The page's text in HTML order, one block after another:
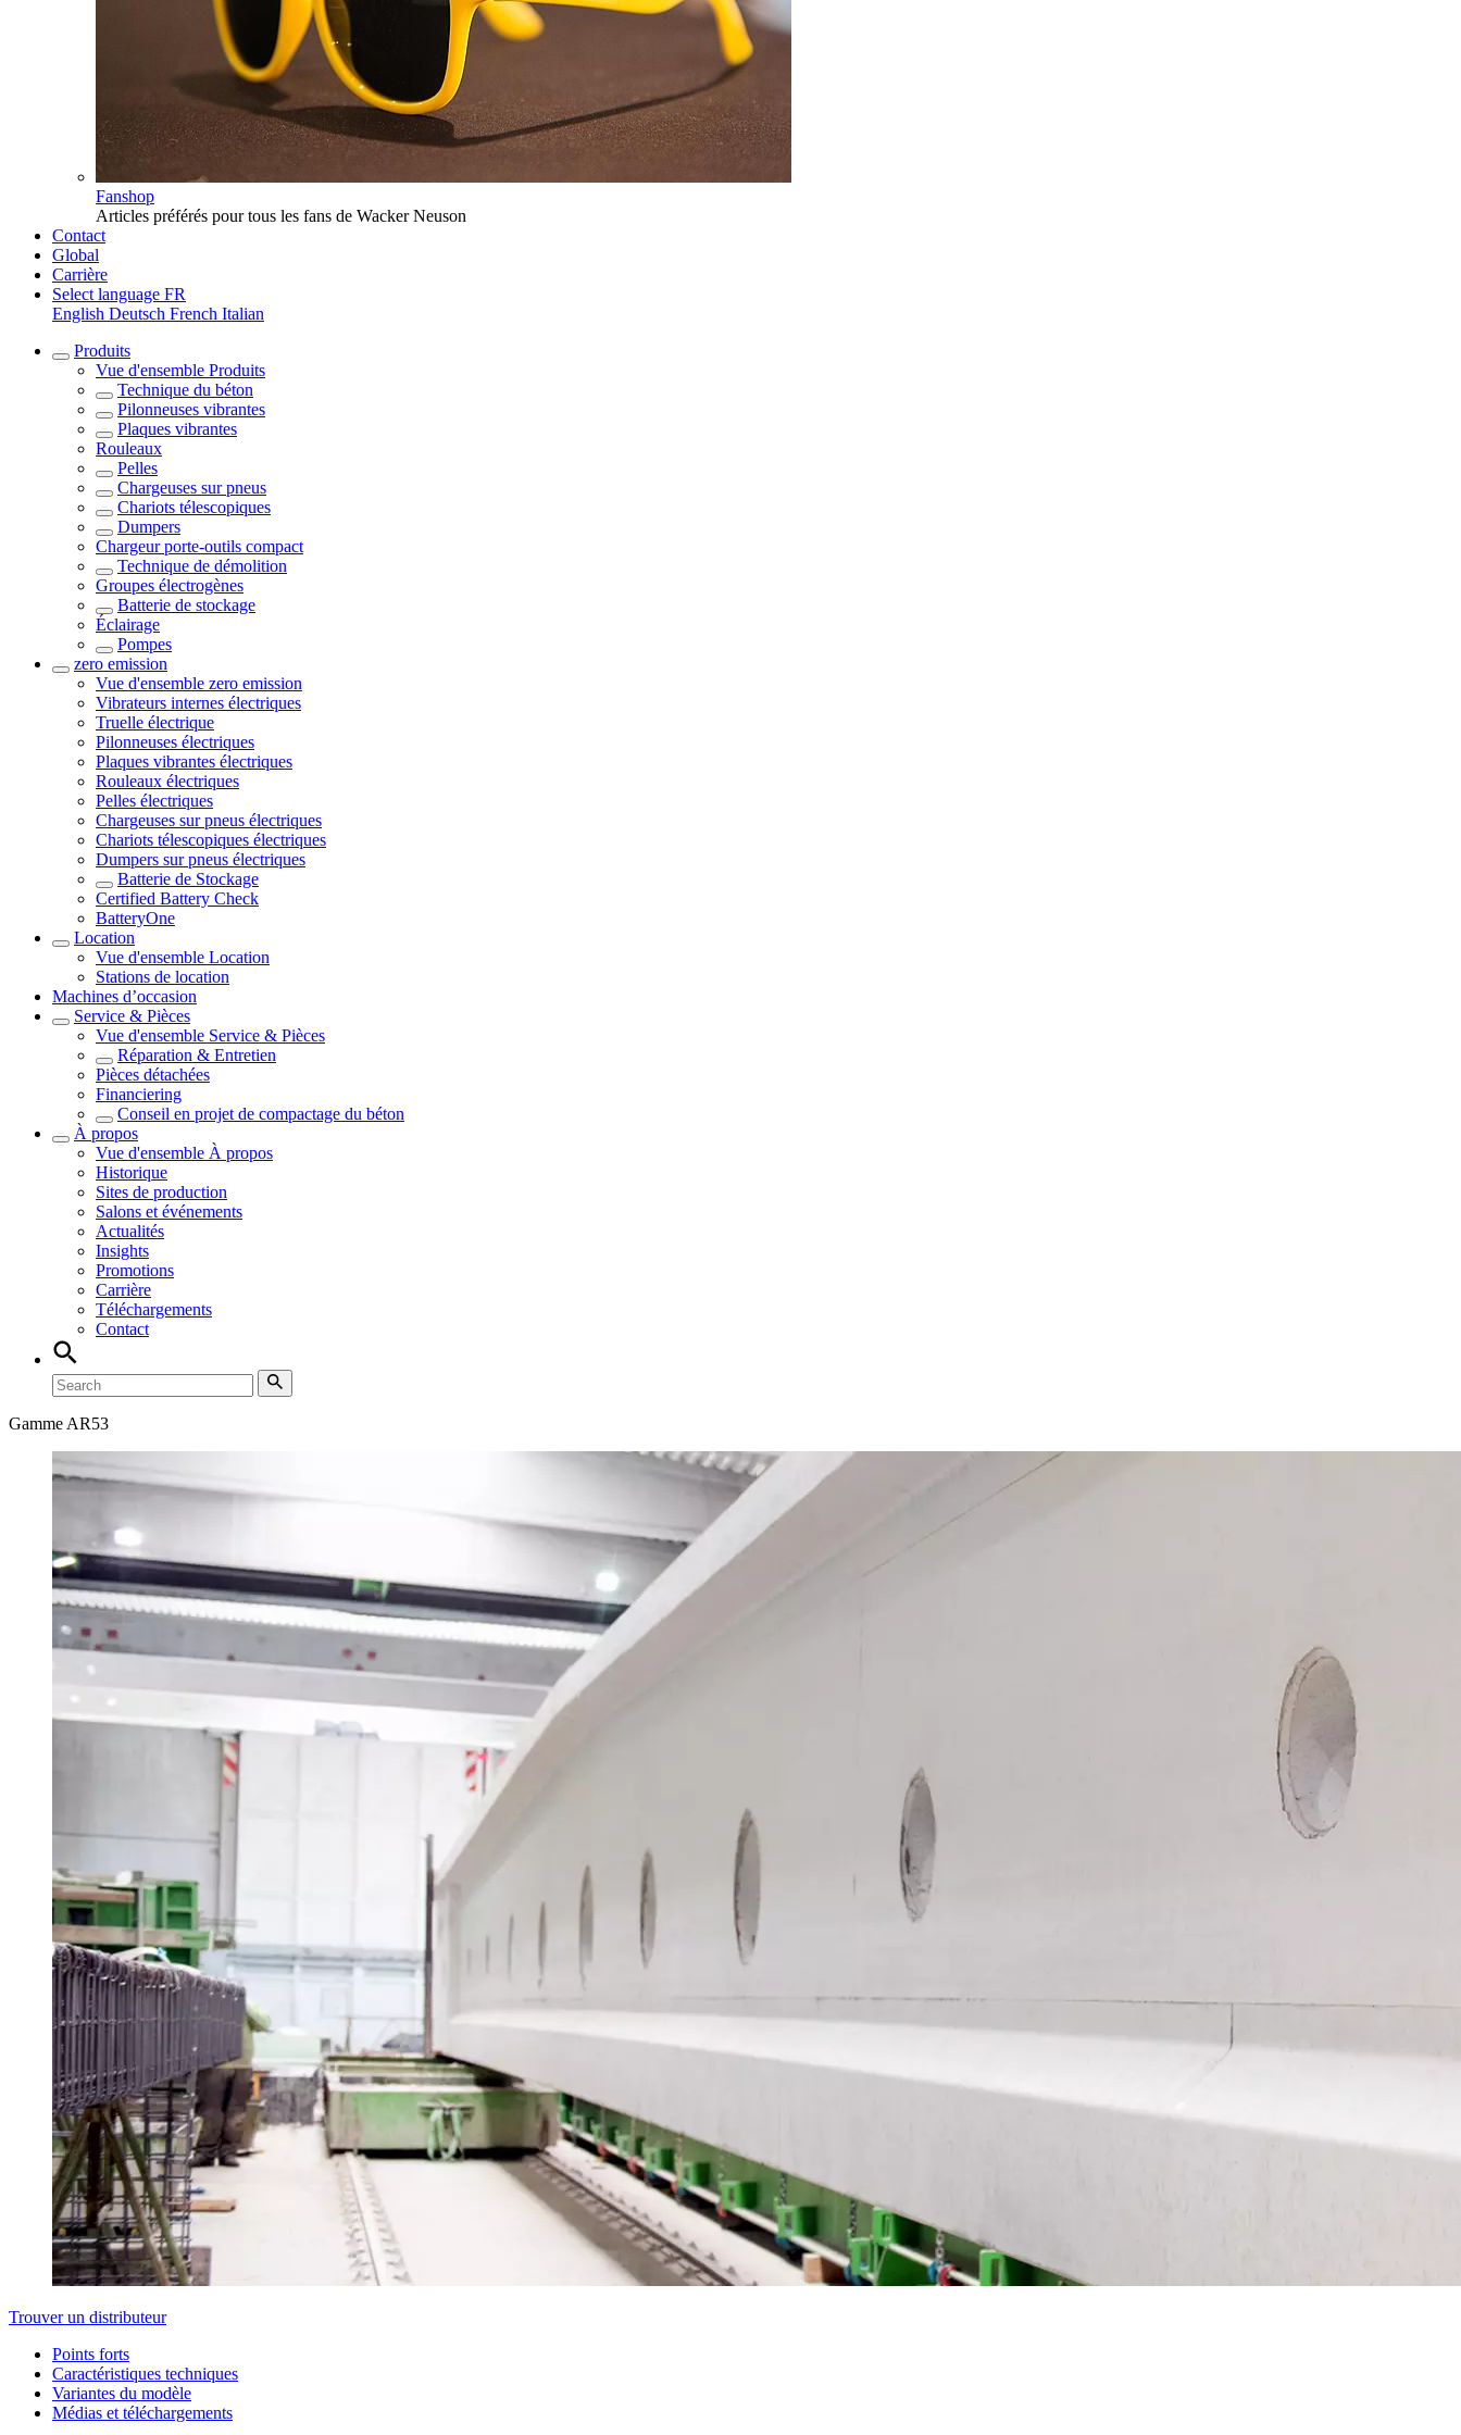
Fanshop
Articles préférés pour tous les fans de Wacker Neuson
Contact
Global
Carrière
Select language FR
English Deutsch French Italian
Produits
Vue d'ensemble Produits
Technique du béton
Pilonneuses vibrantes
Plaques vibrantes
Rouleaux
Pelles
Chargeuses sur pneus
Chariots télescopiques
Dumpers
Chargeur porte-outils compact
Technique de démolition
Groupes électrogènes
Batterie de stockage
Éclairage
Pompes
zero emission
Vue d'ensemble zero emission
Vibrateurs internes électriques
Truelle électrique
Pilonneuses électriques
Plaques vibrantes électriques
Rouleaux électriques
Pelles électriques
Chargeuses sur pneus électriques
Chariots télescopiques électriques
Dumpers sur pneus électriques
Batterie de Stockage
Certified Battery Check
BatteryOne
Location
Vue d'ensemble Location
Stations de location
Machines d’occasion
Service & Pièces
Vue d'ensemble Service & Pièces
Réparation & Entretien
Pièces détachées
Financiering
Conseil en projet de compactage du béton
À propos
Vue d'ensemble À propos
Historique
Sites de production
Salons et événements
Actualités
Insights
Promotions
Carrière
Téléchargements
Contact
Gamme AR53
Trouver un distributeur
Points forts
Caractéristiques techniques
Variantes du modèle
Médias et téléchargements